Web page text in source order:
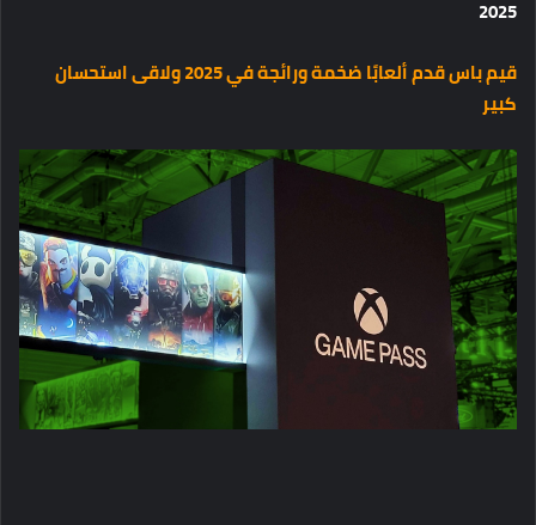
2025
قيم باس قدم ألعابًا ضخمة ورائجة في 2025 ولاقى استحسان
كبير